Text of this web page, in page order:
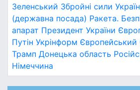
Зеленський Збройні сили
(державна посада) Ракета.
апарат Президент України
Путін Укрінформ
Трамп Донецька область
Німеччина